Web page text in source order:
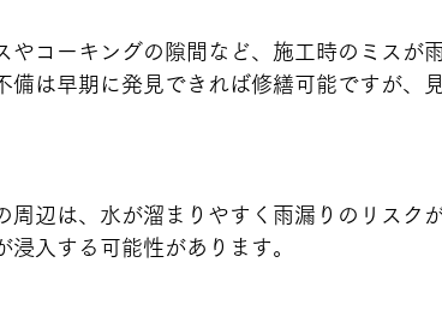
やコーキングの隙間など、施工時のミスが
備は早期に発見できれば修繕可能ですが、
周辺は、水が溜まりやすく雨漏りのリスク
入する可能性があります。